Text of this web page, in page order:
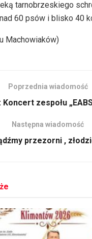
tarnobrzeskiego
60 psów i blisko 40
Machowiaków)
Poprzednia wiadomość
zespołu
Następna wiadomość
przezorni ,